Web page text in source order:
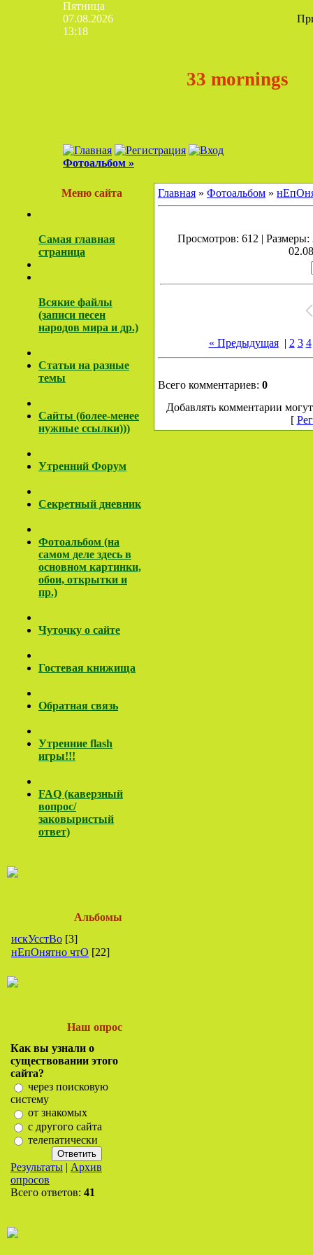
Пятница
07.08.2026
13:18
33 mornings
Фотоальбом »
Меню сайта
Самая главная
страница
Всякие файлы
(записи песен
народов мира и др.)
Cтатьи на разные
темы
Сайты (более-менее
нужные ссылки)))
Утренний Форум
Секретный дневник
Фотоальбом (на
самом деле здесь в
основном картинки,
обои, открытки и
пр.)
Чуточку о сайте
Гостевая книжища
Обратная связь
Утренние flash
игры!!!
FAQ (каверзный
вопрос/
заковыристый
ответ)
Альбомы
искУсстВо [3]
нЕпОнятно чтО [22]
Наш опрос
Как вы узнали о
существовании этого
сайта?
через поисковую
систему
от знакомых
с другого сайта
телепатически
Результаты | Архив
опросов
Всего ответов: 41
Главная » Фотоальбом »
Просмотров: 612 |
« Предыдущая| 2 3 4
Всего комментариев: 0
Добавлять комментарии
[